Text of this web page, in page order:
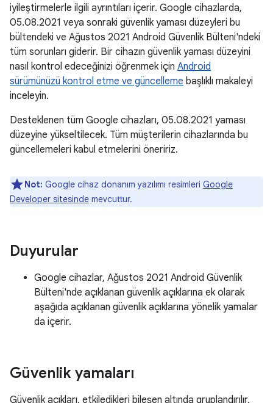
iyileştirmelerle ilgili ayrıntıları içerir. Google cihazlarda,
05.08.2021 veya sonraki güvenlik yaması düzeyleri bu
bültendeki ve Ağustos 2021 Android Güvenlik Bülteni'ndeki
tüm sorunları giderir. Bir cihazın güvenlik yaması düzeyini
nasıl kontrol edeceğinizi öğrenmek için Android
sürümünüzü kontrol etme ve güncelleme başlıklı makaleyi
inceleyin.
Desteklenen tüm Google cihazları, 05.08.2021 yaması
düzeyine yükseltilecek. Tüm müşterilerin cihazlarında bu
güncellemeleri kabul etmelerini öneririz.
Not: Google cihaz donanım yazılımı resimleri Google
Developer sitesinde mevcuttur.
Duyurular
Google cihazlar, Ağustos 2021 Android Güvenlik
Bülteni'nde açıklanan güvenlik açıklarına ek olarak
aşağıda açıklanan güvenlik açıklarına yönelik yamalar
da içerir.
Güvenlik yamaları
Güvenlik açıkları, etkiledikleri bileşen altında gruplandırılır.